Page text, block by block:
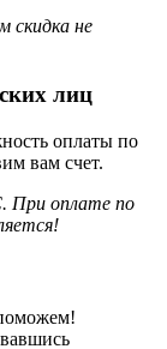
скидка не
лиц
оплаты по
вам счет.
При оплате по